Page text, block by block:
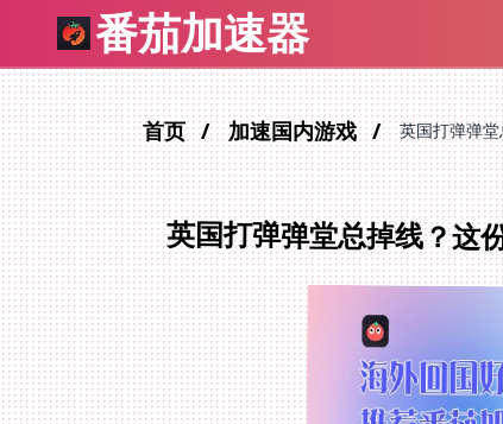
番茄加速器
首页 加速国内游戏 英国打弹弹
英国打弹弹堂总掉线？这